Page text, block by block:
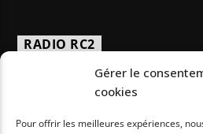
Gérer le
cookies
Pour offrir les meilleures expériences,
RADIO RC2
Radio RC2 est une station de radio
Maromme dans l’agglomération de